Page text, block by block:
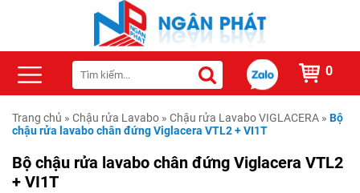
0
Trang chủ » Chậu rửa Lavabo » Chậu rửa Lavabo VIGLACERA » Bộ
chậu rửa lavabo chân đứng Viglacera VTL2 + VI1T
Bộ chậu rửa lavabo chân đứng Viglacera VTL2
+ VI1T